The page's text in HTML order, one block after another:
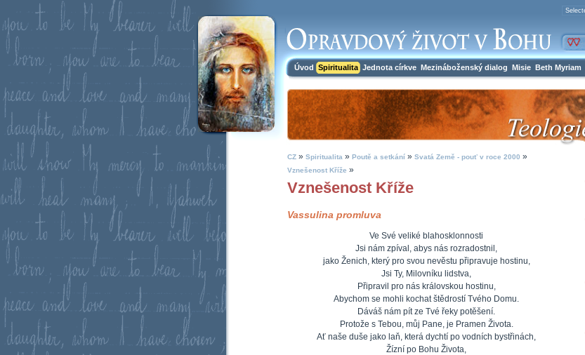
Úvod Spiritualita Jednota církve Mezináboženský dialog Misie Beth Myriam
CZ » Spiritualita » Poutě a setkání » Svatá Země - pouť v roce 2000 »
Vznešenost Kříže »
Vznešenost Kříže
Vassulina promluva
Ve Své veliké blahosklonnosti
Jsi nám zpíval, abys nás rozradostnil,
jako Ženich, který pro svou nevěstu připravuje hostinu,
Jsi Ty, Milovníku lidstva,
Připravil pro nás královskou hostinu,
Abychom se mohli kochat štědrostí Tvého Domu.
Dáváš nám pít ze Tvé řeky potěšení.
Protože s Tebou, můj Pane, je Pramen Života.
Ať naše duše jako laň, která dychtí po vodních bystřinách,
Žízní po Bohu Života,